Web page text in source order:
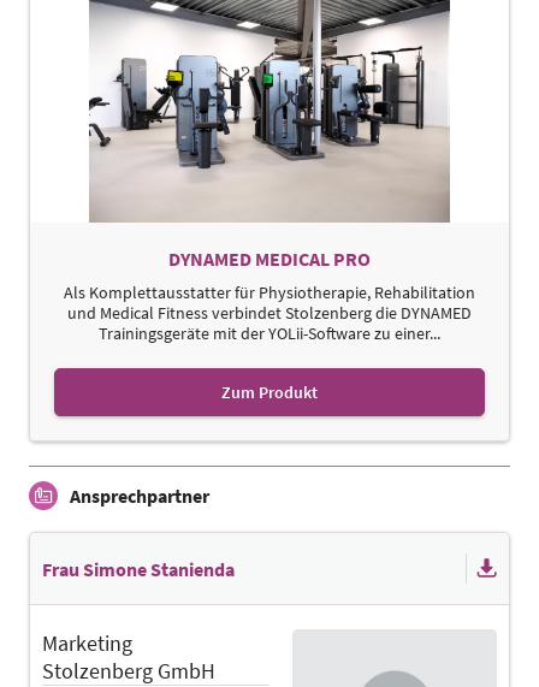
DYNAMED MEDICAL PRO
Als Komplettausstatter für Physiotherapie, Rehabilitation
und Medical Fitness verbindet Stolzenberg die DYNAMED
Trainingsgeräte mit der YOLii-Software zu einer...
Zum Produkt
Ansprechpartner
Frau Simone Stanienda
Marketing
Stolzenberg GmbH